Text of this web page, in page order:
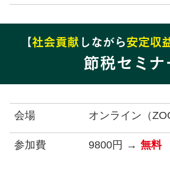
【社会貢献 しながら安定収
節税セミナ
会場 オンライン（
参加費 9800円 → 無料